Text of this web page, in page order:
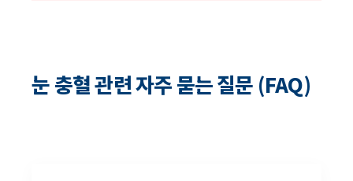
눈 충혈 관련 자주 묻는 질문 (FAQ)